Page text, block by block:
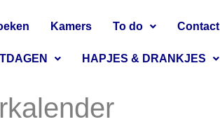
Kamers To do Contact
HAPJES & DRANKJES